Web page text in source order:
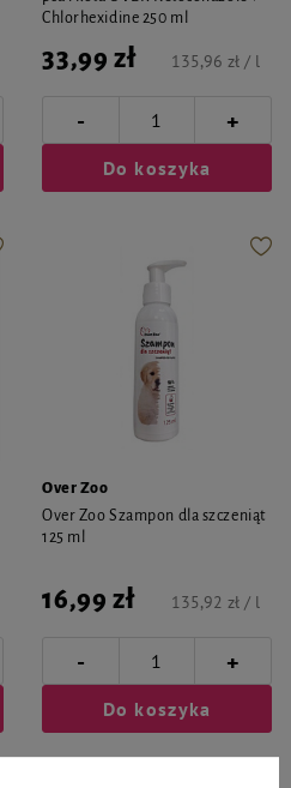
Chlorhexidine 250 ml
33,99 zł 135,96 zł / l
- +
Do koszyka
Over Zoo
Over Zoo Szampon dla szczeniąt
125 ml
16,99 zł 135,92 zł / l
- +
Do koszyka